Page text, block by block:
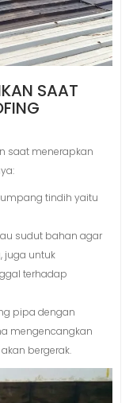
SAAT
saat menerapkan
tindih yaitu
sudut bahan agar
juga untuk
terhadap
pipa dengan
mengencangkan
bergerak.